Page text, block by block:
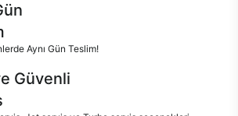
Aynı Gün Teslim!
Güvenli